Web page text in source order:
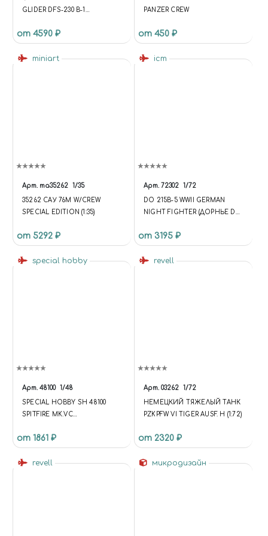
GLIDER DFS-230 B-1
от 4590 ₽
PANZER CREW
от 450 ₽
miniart
Арт. ma35262 1/35
35262 САУ 76M W/CREW
SPECIAL EDITION (1:35)
от 5292 ₽
icm
Арт. 72302 1/72
DO 215B-5 WWII GERMAN
NIGHT FIGHTER (ДОРНЬЕ DO
ИСТРЕБИТЕЛЬ 2МВ)
от 3195 ₽
special hobby
Арт. 48100 1/48
SPECIAL HOBBY SH 48100
SPITFIRE MK.VC
№18 /ИСТРЕБИТЕЛЬ/ 1/48
(FUNCTION {
UNIVERSE.SITE.ID = 'S1';
от 1861 ₽
revell
Арт. 03262 1/72
НЕМЕЦКИЙ ТЯЖЕЛЫЙ ТАНК
PZKPFW VI TIGER AUSF. H (1:72)
от 2320 ₽
revell микродизайн